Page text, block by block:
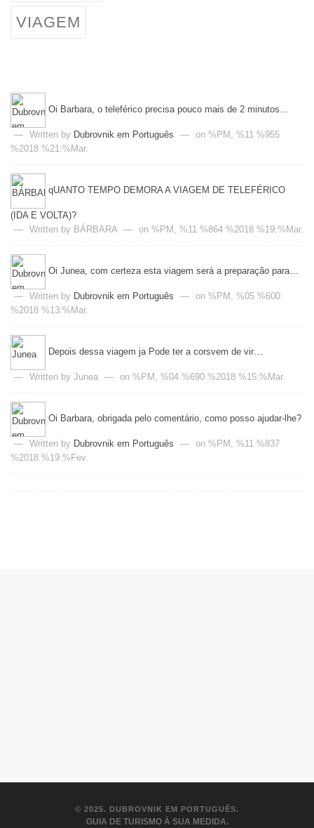
VIAGEM
Oi Barbara, o teleférico precisa pouco mais de 2 minutos…
— Written by Dubrovnik em Português — on %PM, %11 %955
%2018 %21:%Mar.
qUANTO TEMPO DEMORA A VIAGEM DE TELEFÉRICO
(IDA E VOLTA)?
— Written by BÁRBARA — on %PM, %11 %864 %2018 %19:%Mar.
Oi Junea, com certeza esta viagem será a preparação para…
— Written by Dubrovnik em Português — on %PM, %05 %600
%2018 %13:%Mar.
Depois dessa viagem ja Pode ter a corsvem de vir…
— Written by Junea — on %PM, %04 %690 %2018 %15:%Mar.
Oi Barbara, obrigada pelo comentário, como posso ajudar-lhe?
— Written by Dubrovnik em Português — on %PM, %11 %837
%2018 %19:%Fev.
© 2025. DUBROVNIK EM PORTUGUÊS.
GUIA DE TURISMO À SUA MEDIDA.